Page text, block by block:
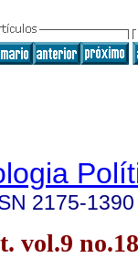
2175-1390
vol.9